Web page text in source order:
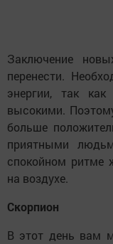
Заключение
перенести.
энергии, так
высокими.
больше
приятными
спокойном ритме
на воздухе.
Скорпион
В этот день вам